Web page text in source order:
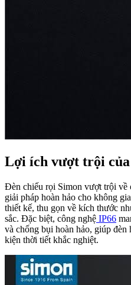
Lợi ích vượt trội
Đèn chiếu rọi Simon vượt trội về
giải pháp hoàn hảo cho không
thiết kế, thu gọn về kích thước
sắc. Đặc biệt, công nghệ IP66
và chống bụi hoàn hảo, giúp
kiện thời tiết khắc nghiệt.